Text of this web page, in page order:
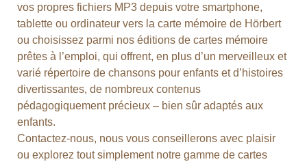
vos propres fichiers MP3 depuis votre smartphone,
tablette ou ordinateur vers la carte mémoire de Hörbert
ou choisissez parmi nos éditions de cartes mémoire
prêtes à l’emploi, qui offrent, en plus d’un merveilleux et
varié répertoire de chansons pour enfants et d’histoires
divertissantes, de nombreux contenus
pédagogiquement précieux – bien sûr adaptés aux
enfants.
Contactez-nous, nous vous conseillerons avec plaisir
ou explorez tout simplement notre gamme de cartes